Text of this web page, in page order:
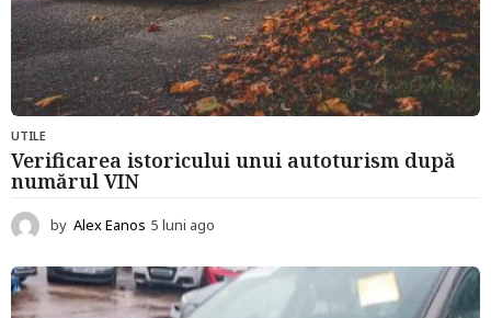
UTILE
Verificarea istoricului unui autoturism după
numărul VIN
by Alex Eanos 5 luni ago
u
n